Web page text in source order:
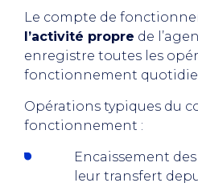
Le compte de
l’activité propre de
enregistre toutes les
fonctionnement
Opérations typiques du
fonctionnement :
Encaissement
leur transfert